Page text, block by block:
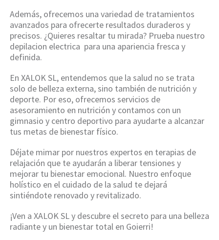
Además, ofrecemos una variedad de tratamientos
avanzados para ofrecerte resultados duraderos y
precisos. ¿Quieres resaltar tu mirada? Prueba nuestro
depilacion electrica para una apariencia fresca y
definida.
En XALOK SL, entendemos que la salud no se trata
solo de belleza externa, sino también de nutrición y
deporte. Por eso, ofrecemos servicios de
asesoramiento en nutrición y contamos con un
gimnasio y centro deportivo para ayudarte a alcanzar
tus metas de bienestar físico.
Déjate mimar por nuestros expertos en terapias de
relajación que te ayudarán a liberar tensiones y
mejorar tu bienestar emocional. Nuestro enfoque
holístico en el cuidado de la salud te dejará
sintiéndote renovado y revitalizado.
¡Ven a XALOK SL y descubre el secreto para una belleza
radiante y un bienestar total en Goierri!